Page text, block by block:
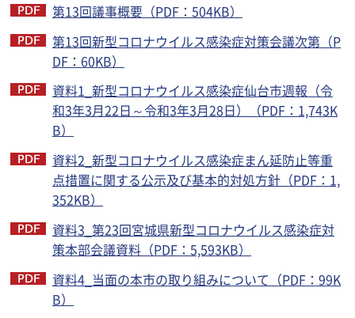
第13回議事概要（PDF：504KB）
第13回新型コロナウイルス感染症対策会議次第（P
DF：60KB）
資料1_新型コロナウイルス感染症仙台市週報（令
和3年3月22日～令和3年3月28日）（PDF：1,743K
B）
資料2_新型コロナウイルス感染症まん延防止等重
点措置に関する公示及び基本的対処方針（PDF：1,
352KB）
資料3_第23回宮城県新型コロナウイルス感染症対
策本部会議資料（PDF：5,593KB）
資料4_当面の本市の取り組みについて（PDF：99K
B）